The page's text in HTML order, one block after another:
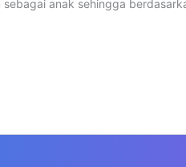
anak sehingga